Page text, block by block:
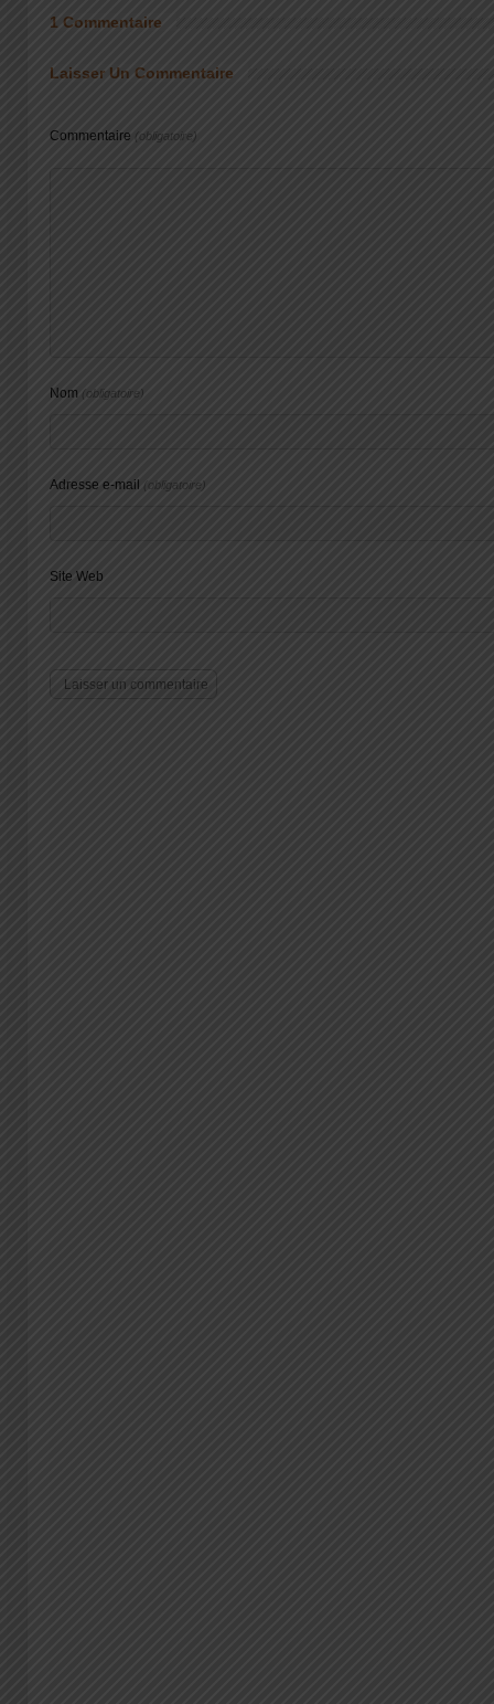
1 Commentaire
Laisser Un Commentaire
Commentaire (obligatoire)
Nom (obligatoire)
Adresse e-mail (obligatoire)
Site Web